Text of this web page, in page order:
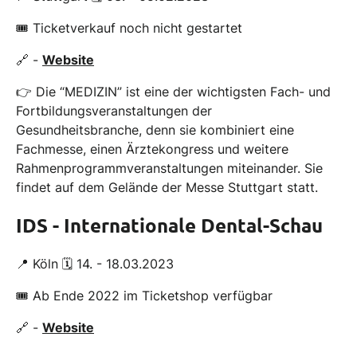
🎟 Ticketverkauf noch nicht gestartet
🔗 - Website
👉 Die “MEDIZIN” ist eine der wichtigsten Fach- und
Fortbildungsveranstaltungen der
Gesundheitsbranche, denn sie kombiniert eine
Fachmesse, einen Ärztekongress und weitere
Rahmenprogrammveranstaltungen miteinander. Sie
findet auf dem Gelände der Messe Stuttgart statt.
IDS - Internationale Dental-Schau
📍 Köln 🗓 14. - 18.03.2023
🎟 Ab Ende 2022 im Ticketshop verfügbar
🔗 - Website